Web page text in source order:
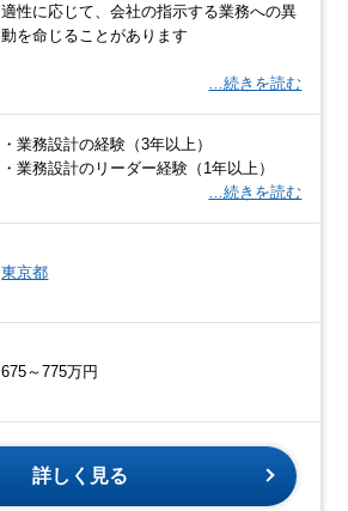
適性に応じて、会社の指示する業務への異
動を命じることがあります
…続きを読む
・業務設計の経験（3年以上）
・業務設計のリーダー経験（1年以上）
…続きを読む
東京都
675～775万円
詳しく見る